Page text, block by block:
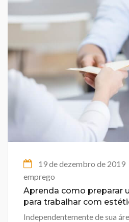
19 de dezembro de 2019
emprego
Aprenda como preparar
para trabalhar com
Independentemente de sua